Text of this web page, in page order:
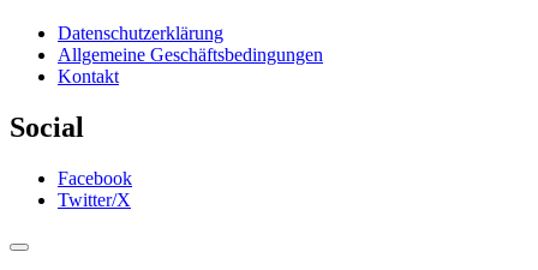
Datenschutzerklärung
Allgemeine Geschäftsbedingungen
Kontakt
Social
Facebook
Twitter/X